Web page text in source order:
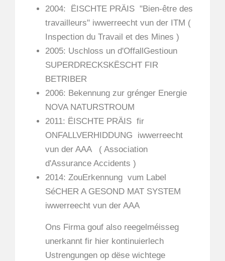
2004: ËISCHTE PRÄIS "Bien-être des
travailleurs" iwwerreecht vun der ITM (
Inspection du Travail et des Mines )
2005: Uschloss un d'OffallGestioun
SUPERDRECKSKËSCHT FIR
BETRIBER
2006: Bekennung zur grénger Energie
NOVA NATURSTROUM
2011: ËISCHTE PRÄIS fir
ONFALLVERHIDDUNG iwwerreecht
vun der AAA ( Association
d'Assurance Accidents )
2014: ZouErkennung vum Label
SéCHER A GESOND MAT SYSTEM
iwwerreecht vun der AAA
Ons Firma gouf also reegelméisseg
unerkannt fir hier kontinuierlech
Ustrengungen op dëse wichtege